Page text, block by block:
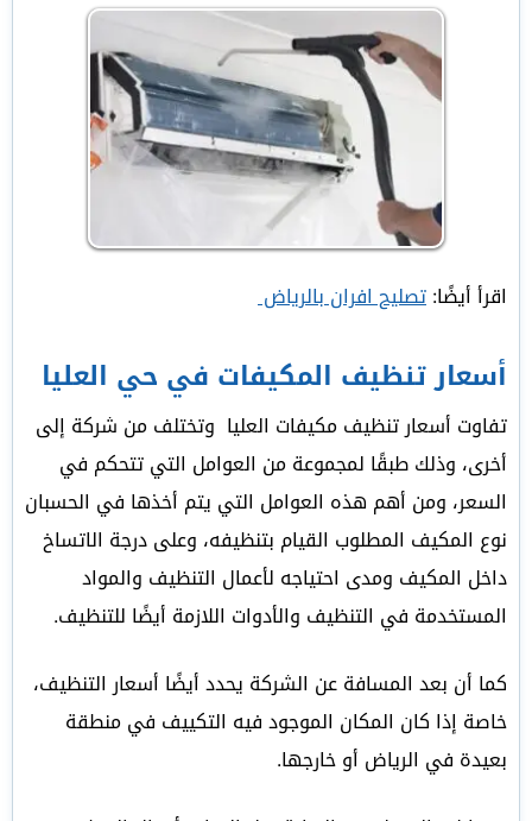
اقرأ أيضًا:تصليح افران بالرياض
أسعار تنظيف المكيفات في حي العليا
تفاوت أسعار تنظيف مكيفات العليا وتختلف من شركة إلى
أخرى، وذلك طبقًا لمجموعة من العوامل التي تتحكم في
السعر، ومن أهم هذه العوامل التي يتم أخذها في الحسبان
نوع المكيف المطلوب القيام بتنظيفه، وعلى درجة الاتساخ
داخل المكيف ومدى احتياجه لأعمال التنظيف والمواد
المستخدمة في التنظيف والأدوات اللازمة أيضًا للتنظيف.
كما أن بعد المسافة عن الشركة يحدد أيضًا أسعار التنظيف،
خاصة إذا كان المكان الموجود فيه التكييف في منطقة
بعيدة في الرياض أو خارجها.